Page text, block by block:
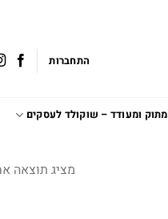
התחברות
מתוק ומעודד – שוקולד לעסקים
מציג תוצאה